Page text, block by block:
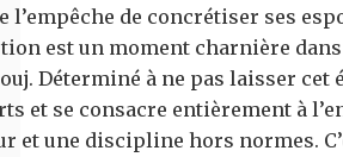
l’empêche de concrétiser ses
est un moment charnière
Déterminé à ne pas laisser cet
et se consacre entièrement à
et une discipline hors normes.